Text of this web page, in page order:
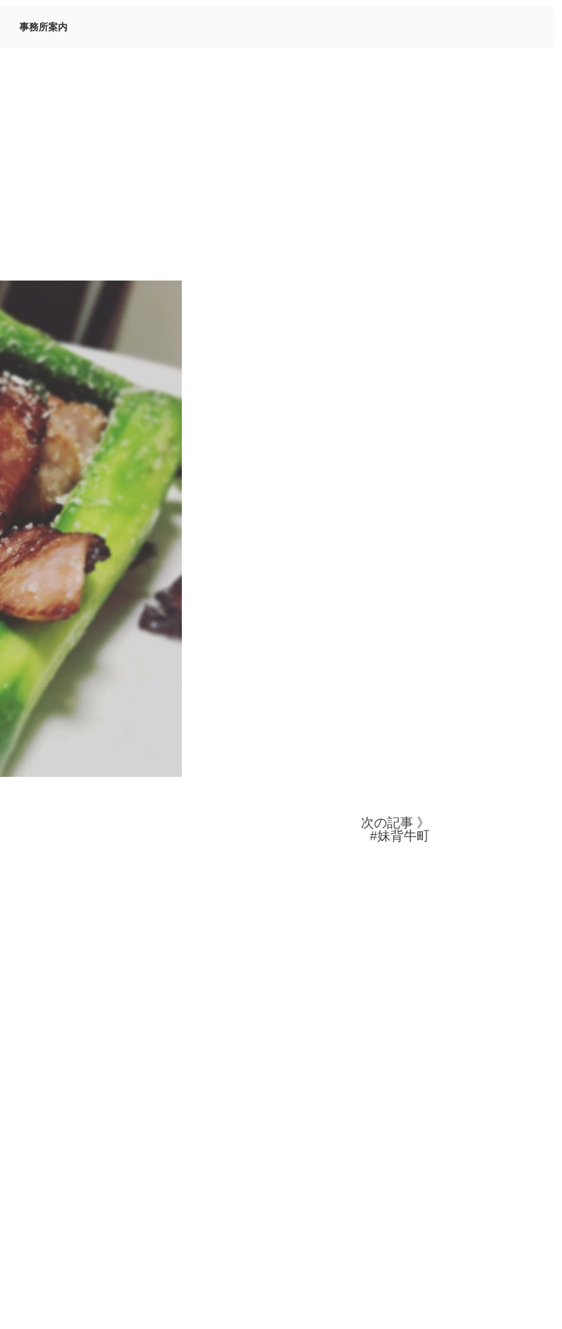
事務所案内
次の記事 》
#妹背牛町